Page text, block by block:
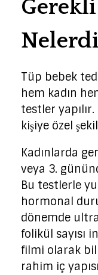
Tüp bebek
hem kadın
testler
kişiye özel
Kadınlarda
veya 3.
Bu testlerle
hormonal
dönemde
folikül sayısı
filmi olarak
rahim iç